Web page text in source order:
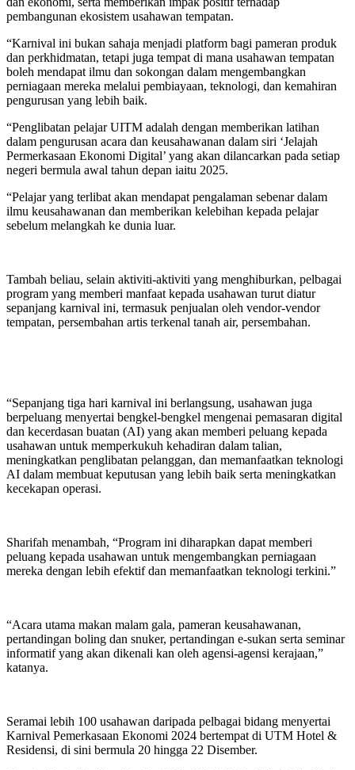
pembangunan ekosistem usahawan tempatan.
“Karnival ini bukan sahaja menjadi platform bagi pameran produk
dan perkhidmatan, tetapi juga tempat di mana usahawan tempatan
boleh mendapat ilmu dan sokongan dalam mengembangkan
perniagaan mereka melalui pembiayaan, teknologi, dan kemahiran
pengurusan yang lebih baik.
“Penglibatan pelajar UITM adalah dengan memberikan latihan
dalam pengurusan acara dan keusahawanan dalam siri ‘Jelajah
Permerkasaan Ekonomi Digital’ yang akan dilancarkan pada setiap
negeri bermula awal tahun depan iaitu 2025.
“Pelajar yang terlibat akan mendapat pengalaman sebenar dalam
ilmu keusahawanan dan memberikan kelebihan kepada pelajar
sebelum melangkah ke dunia luar.
Tambah beliau, selain aktiviti-aktiviti yang menghiburkan, pelbagai
program yang memberi manfaat kepada usahawan turut diatur
sepanjang karnival ini, termasuk penjualan oleh vendor-vendor
tempatan, persembahan artis terkenal tanah air, persembahan.
“Sepanjang tiga hari karnival ini berlangsung, usahawan juga
berpeluang menyertai bengkel-bengkel mengenai pemasaran digital
dan kecerdasan buatan (AI) yang akan memberi peluang kepada
usahawan untuk memperkukuh kehadiran dalam talian,
meningkatkan penglibatan pelanggan, dan memanfaatkan teknologi
AI dalam membuat keputusan yang lebih baik serta meningkatkan
kecekapan operasi.
Sharifah menambah, “Program ini diharapkan dapat memberi
peluang kepada usahawan untuk mengembangkan perniagaan
mereka dengan lebih efektif dan memanfaatkan teknologi terkini.”
“Acara utama makan malam gala, pameran keusahawanan,
pertandingan boling dan snuker, pertandingan e-sukan serta seminar
informatif yang akan dikenali kan oleh agensi-agensi kerajaan,”
katanya.
Seramai lebih 100 usahawan daripada pelbagai bidang menyertai
Karnival Pemerkasaan Ekonomi 2024 bertempat di UTM Hotel &
Residensi, di sini bermula 20 hingga 22 Disember.